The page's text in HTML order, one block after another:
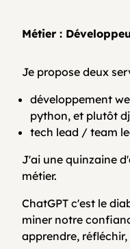
Contactez-
FAQ
Métier :
Je propose deux
développement
python, et plutôt
tech lead / team
J'ai une quinzaine
métier.
ChatGPT c'est le
miner notre
apprendre, réfléchir,